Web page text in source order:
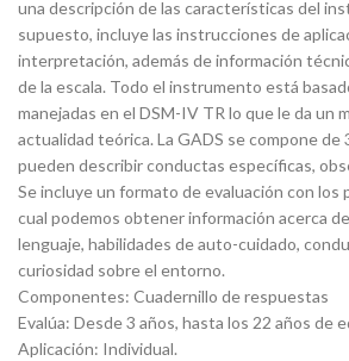
una descripción de las características del
supuesto, incluye las instrucciones de
interpretación, además de información
de la escala. Todo el instrumento está
manejadas en el DSM-IV TR lo que le da un
actualidad teórica. La GADS se compone de
pueden describir conductas específicas,
Se incluye un formato de evaluación con los
cual podemos obtener información acerca
lenguaje, habilidades de auto-cuidado,
curiosidad sobre el entorno.
Componentes: Cuadernillo de respuestas
Evalúa: Desde 3 años, hasta los 22 años de
Aplicación: Individual.